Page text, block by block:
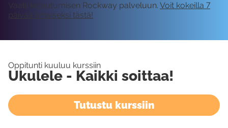
Vaatii kirjautumisen Rockway palveluun. Voit kokeilla 7
päivää ilmaiseksi tästä!
Oppitunti kuuluu kurssiin
Ukulele - Kaikki soittaa!
Tutustu kurssiin